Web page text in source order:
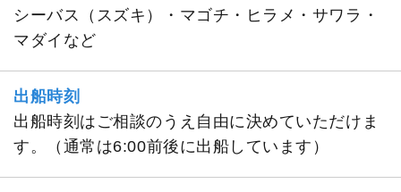
シーバス（スズキ）・マゴチ・ヒラメ・サワラ・
マダイなど
出船時刻
出船時刻はご相談のうえ自由に決めていただけま
す。（通常は6:00前後に出船しています）